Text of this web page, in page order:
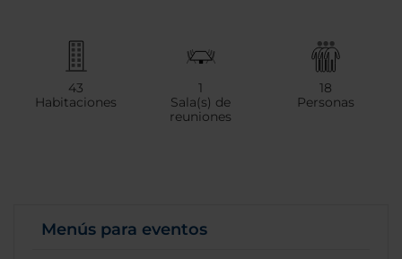
43
Habitaciones
1
Sala(s) de
reuniones
18
Personas
Menús para eventos